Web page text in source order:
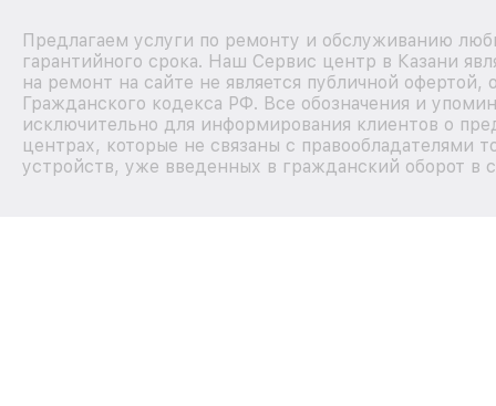
Предлагаем услуги по ремонту и обслуживанию
гарантийного срока. Наш Сервис центр в Казани
на ремонт на сайте не является публичной
Гражданского кодекса РФ. Все обозначения и
исключительно для информирования клиентов о
центрах, которые не связаны с правообладателями
устройств, уже введенных в гражданский оборот в